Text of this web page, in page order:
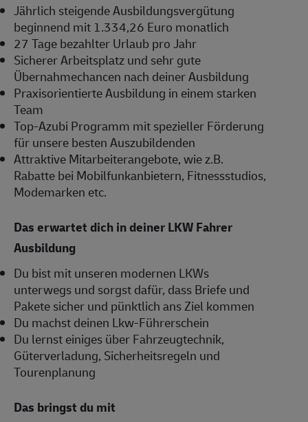
Jährlich steigende Ausbildungsvergütung
beginnend mit 1.334,26 Euro monatlich
27 Tage bezahlter Urlaub pro Jahr
Sicherer Arbeitsplatz und sehr gute
Übernahmechancen nach deiner Ausbildung
Praxisorientierte Ausbildung in einem starken
Team
Top-Azubi Programm mit spezieller Förderung
für unsere besten Auszubildenden
Attraktive Mitarbeiterangebote, wie z.B.
Rabatte bei Mobilfunkanbietern, Fitnessstudios,
Modemarken etc.
Das erwartet dich in deiner LKW Fahrer
Ausbildung
Du bist mit unseren modernen LKWs
unterwegs und sorgst dafür, dass Briefe und
Pakete sicher und pünktlich ans Ziel kommen
Du machst deinen Lkw-Führerschein
Du lernst einiges über Fahrzeugtechnik,
Güterverladung, Sicherheitsregeln und
Tourenplanung
Das bringst du mit